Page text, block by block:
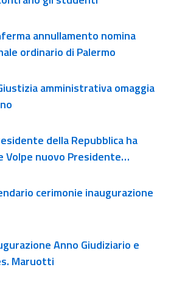
annullamento nomina
ordinario di Palermo
amministrativa omaggia
della Repubblica ha
Volpe nuovo Presidente
di Stato
cerimonie inaugurazione
Anno Giudiziario e
Maruotti